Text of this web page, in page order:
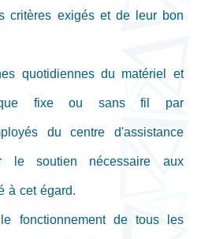
critères exigés et de leur bon
quotidiennes du matériel et
fixe ou sans fil par
du centre d'assistance
le soutien nécessaire aux
à cet égard.
fonctionnement de tous les